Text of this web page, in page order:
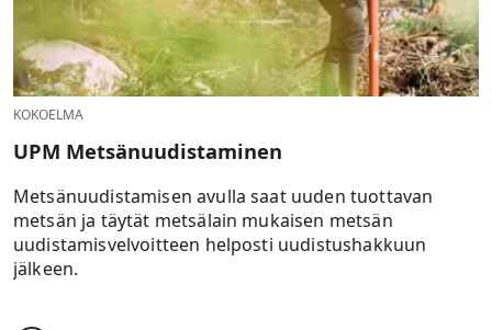
KOKOELMA
UPM Metsänuudistaminen
Metsänuudistamisen avulla saat uuden tuottavan
metsän ja täytät metsälain mukaisen metsän
uudistamisvelvoitteen helposti uudistushakkuun
jälkeen.